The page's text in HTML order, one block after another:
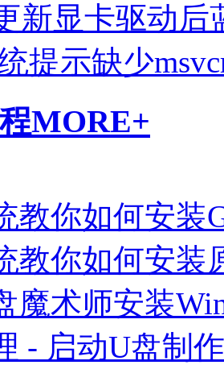
新显卡驱动后
提示缺少
MORE+
教你如何安装
教你如何安装
魔术师安装
- 启动U盘制